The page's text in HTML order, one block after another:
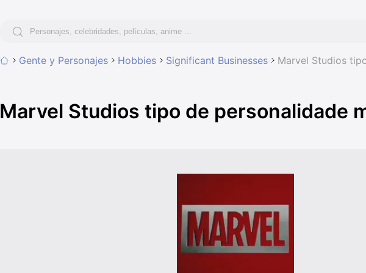
Gente y Personajes Hobbies Significant Businesses Marvel Studios
Marvel Studios tipo de personalidade